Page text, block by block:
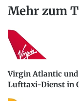
Mehr zum
Virgin Atlantic und
Lufttaxi-Dienst in